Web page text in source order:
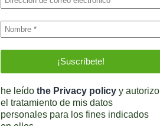
he leído the Privacy policy y autorizo
el tratamiento de mis datos
personales para los fines indicados